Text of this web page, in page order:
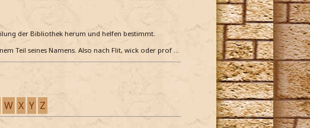
der Bibliothek herum und helfen bestimmt.
Teil seines Namens. Also nach Flit, wick oder prof …
W X Y Z